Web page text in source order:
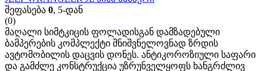
შეფასება 0, 5-დან
(0)
მაღალი სიმტკიცის ფოლადისგან დამზადებული
ბამპერების კომპლექტი მნიშვნელოვნად ზრდის
ავტომობილის დაცვის დონეს. ანტიკოროზიული საფარი
და გამძლე კონსტრუქცია უზრუნველყოფს ხანგრძლივ